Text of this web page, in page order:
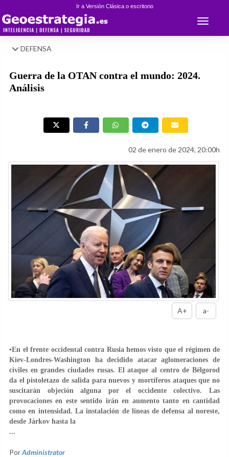
Ir a Versión Clásica o escritorio
Toggle
DEFENSA
Guerra de la OTAN contra el mundo: 2024.
Análisis
02 de enero de 2024, 20:00h
A+ a-
▪️En el frente occidental contra Rusia hemos visto que el régimen de
Kiev-Londres-Washington ha decidido atacar aglomeraciones de
civiles en grandes ciudades rusas. El ataque al centro de Bélgorod
da el pistoletazo de salida para nuevos y mortíferos ataques que no
suscitarán objeción alguna por el occidente colectivo. Las
provocaciones en este sentido irán en aumento tanto en cantidad
como en intensidad. La instalación de líneas de defensa al noreste,
desde Járkov hasta la
...
PorAdministrator